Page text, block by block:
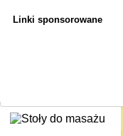
Linki sponsorowane